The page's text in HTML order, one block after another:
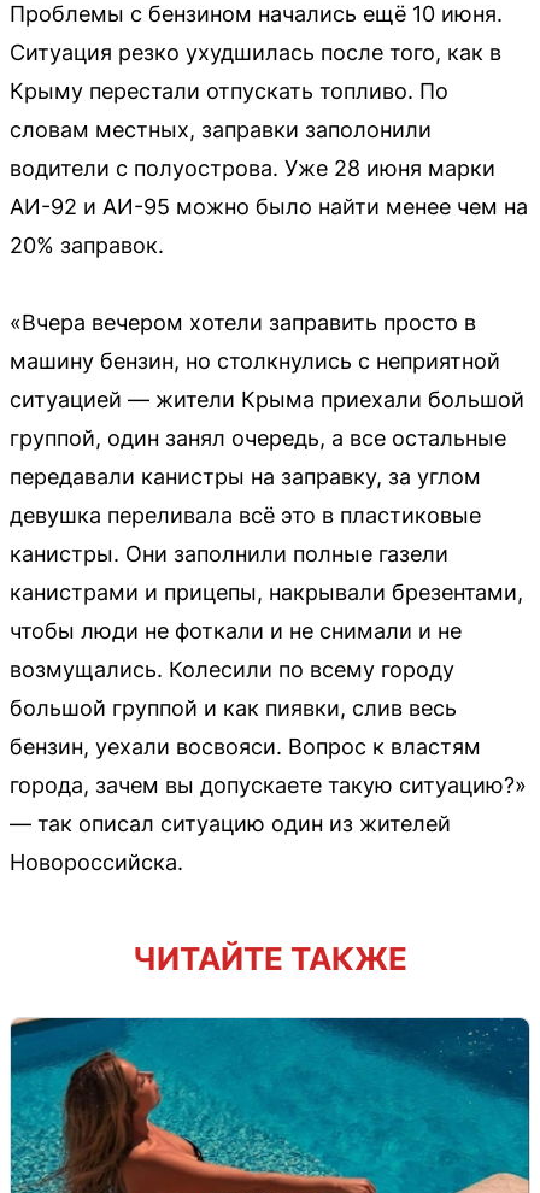
Проблемы с бензином начались ещё 10 июня.
Ситуация резко ухудшилась после того, как в
Крыму перестали отпускать топливо. По
словам местных, заправки заполонили
водители с полуострова. Уже 28 июня марки
АИ-92 и АИ-95 можно было найти менее чем на
20% заправок.
«Вчера вечером хотели заправить просто в
машину бензин, но столкнулись с неприятной
ситуацией — жители Крыма приехали большой
группой, один занял очередь, а все остальные
передавали канистры на заправку, за углом
девушка переливала всё это в пластиковые
канистры. Они заполнили полные газели
канистрами и прицепы, накрывали брезентами,
чтобы люди не фоткали и не снимали и не
возмущались. Колесили по всему городу
большой группой и как пиявки, слив весь
бензин, уехали восвояси. Вопрос к властям
города, зачем вы допускаете такую ситуацию?»
— так описал ситуацию один из жителей
Новороссийска.
ЧИТАЙТЕ ТАКЖЕ